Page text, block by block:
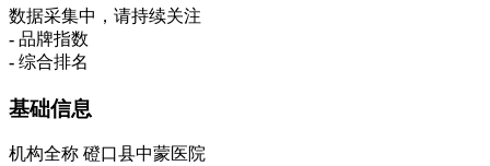
数据采集中，请持续关注
- 品牌指数
- 综合排名
基础信息
机构全称 磴口县中蒙医院